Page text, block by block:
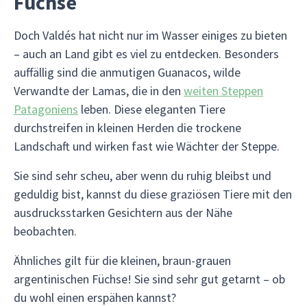
Doch Valdés hat nicht nur im Wasser einiges zu bieten
– auch an Land gibt es viel zu entdecken. Besonders
auffällig sind die anmutigen Guanacos, wilde
Verwandte der Lamas, die in den weiten Steppen
Patagoniens leben. Diese eleganten Tiere
durchstreifen in kleinen Herden die trockene
Landschaft und wirken fast wie Wächter der Steppe.
Sie sind sehr scheu, aber wenn du ruhig bleibst und
geduldig bist, kannst du diese graziösen Tiere mit den
ausdrucksstarken Gesichtern aus der Nähe
beobachten.
Ähnliches gilt für die kleinen, braun-grauen
argentinischen Füchse! Sie sind sehr gut getarnt – ob
du wohl einen erspähen kannst?